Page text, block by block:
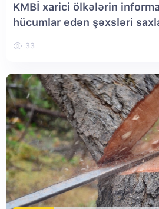
KMBİ xarici ölkələrin
hücumlar edən şəxsləri
33